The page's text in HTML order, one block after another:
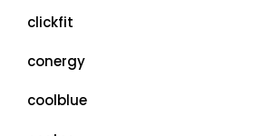
clickfit
conergy
coolblue